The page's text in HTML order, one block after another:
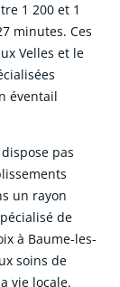
1 200 et 1
minutes. Ces
Velles et le
éventail
pas
un rayon
de
à Baume-les-
soins de
vie locale.